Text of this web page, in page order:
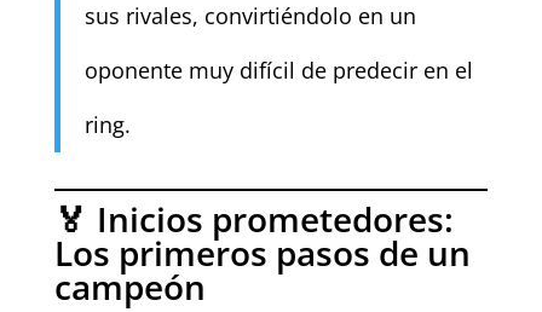
sus rivales, convirtiéndolo en un
oponente muy difícil de predecir en el
ring.
🏅 Inicios prometedores:
Los primeros pasos de un
campeón